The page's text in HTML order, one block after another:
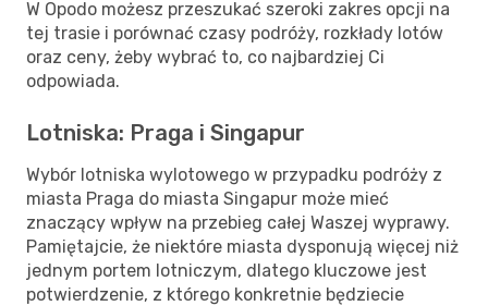
W Opodo możesz przeszukać szeroki zakres opcji na
tej trasie i porównać czasy podróży, rozkłady lotów
oraz ceny, żeby wybrać to, co najbardziej Ci
odpowiada.
Lotniska: Praga i Singapur
Wybór lotniska wylotowego w przypadku podróży z
miasta Praga do miasta Singapur może mieć
znaczący wpływ na przebieg całej Waszej wyprawy.
Pamiętajcie, że niektóre miasta dysponują więcej niż
jednym portem lotniczym, dlatego kluczowe jest
potwierdzenie, z którego konkretnie będziecie